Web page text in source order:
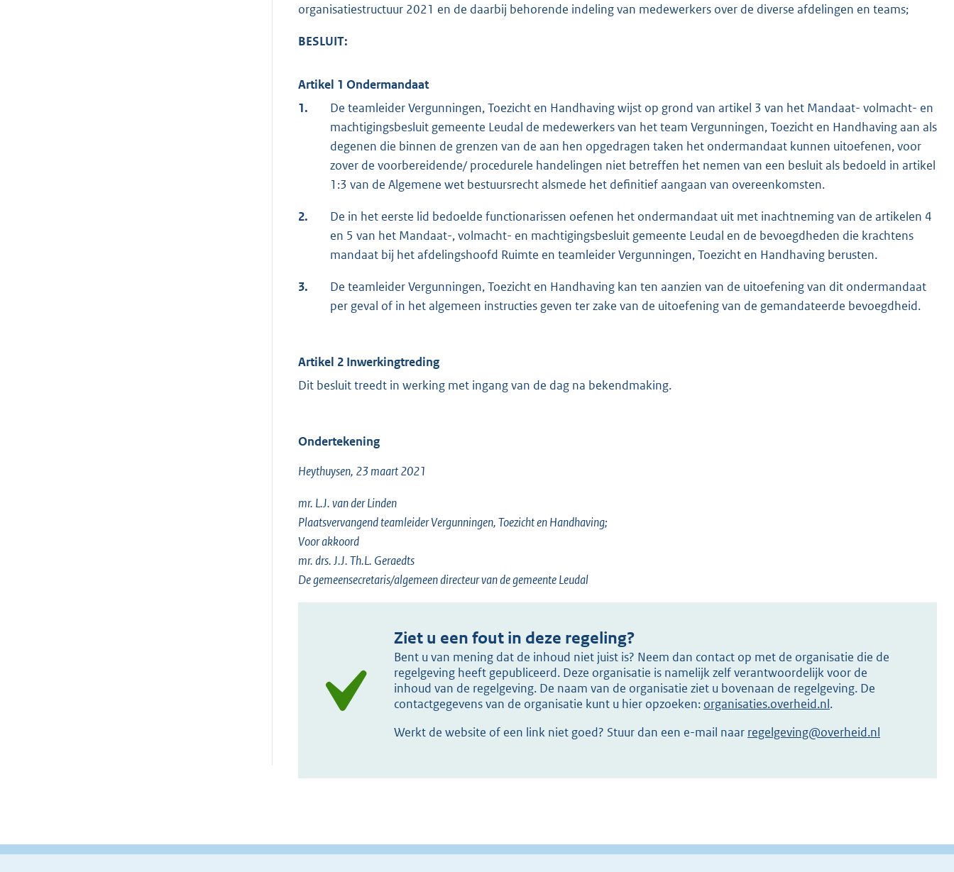
organisatiestructuur 2021 en de daarbij behorende indeling van medewerkers over de diverse afdelingen en teams;
BESLUIT:
Artikel 1 Ondermandaat
1.
De teamleider Vergunningen, Toezicht en Handhaving wijst op grond van artikel 3 van het Mandaat- volmacht- en
machtigingsbesluit gemeente Leudal de medewerkers van het team Vergunningen, Toezicht en Handhaving aan als
degenen die binnen de grenzen van de aan hen opgedragen taken het ondermandaat kunnen uitoefenen, voor
zover de voorbereidende/ procedurele handelingen niet betreffen het nemen van een besluit als bedoeld in artikel
1:3 van de Algemene wet bestuursrecht alsmede het definitief aangaan van overeenkomsten.
2.
De in het eerste lid bedoelde functionarissen oefenen het ondermandaat uit met inachtneming van de artikelen 4
en 5 van het Mandaat-, volmacht- en machtigingsbesluit gemeente Leudal en de bevoegdheden die krachtens
mandaat bij het afdelingshoofd Ruimte en teamleider Vergunningen, Toezicht en Handhaving berusten.
3.
De teamleider Vergunningen, Toezicht en Handhaving kan ten aanzien van de uitoefening van dit ondermandaat
per geval of in het algemeen instructies geven ter zake van de uitoefening van de gemandateerde bevoegdheid.
Artikel 2 Inwerkingtreding
Dit besluit treedt in werking met ingang van de dag na bekendmaking.
Ondertekening
Heythuysen, 23 maart 2021
mr. L.J. van der Linden
Plaatsvervangend teamleider Vergunningen, Toezicht en Handhaving;
Voor akkoord
mr. drs. J.J. Th.L. Geraedts
De gemeensecretaris/algemeen directeur van de gemeente Leudal
Ziet u een fout in deze regeling?
Bent u van mening dat de inhoud niet juist is? Neem dan contact op met de organisatie die de
regelgeving heeft gepubliceerd. Deze organisatie is namelijk zelf verantwoordelijk voor de
inhoud van de regelgeving. De naam van de organisatie ziet u bovenaan de regelgeving. De
contactgegevens van de organisatie kunt u hier opzoeken: organisaties.overheid.nl.
Werkt de website of een link niet goed? Stuur dan een e-mail naar regelgeving@overheid.nl